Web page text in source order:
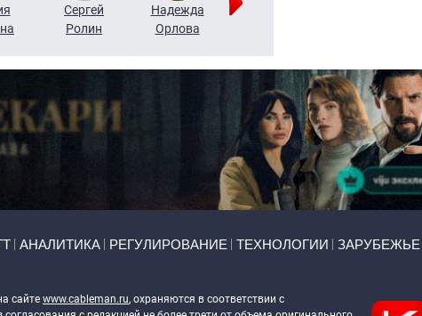
Сергей
Ролин
Надежда
Орлова
АНАЛИТИКА РЕГУЛИРОВАНИЕ ТЕХНОЛОГИИ ЗАРУБЕЖЬЕ
сайте www.cableman.ru, охраняются в соответствии с